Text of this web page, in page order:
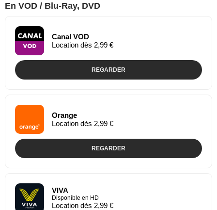
En VOD / Blu-Ray, DVD
Canal VOD
Location dès 2,99 €
REGARDER
Orange
Location dès 2,99 €
REGARDER
VIVA
Disponible en HD
Location dès 2,99 €